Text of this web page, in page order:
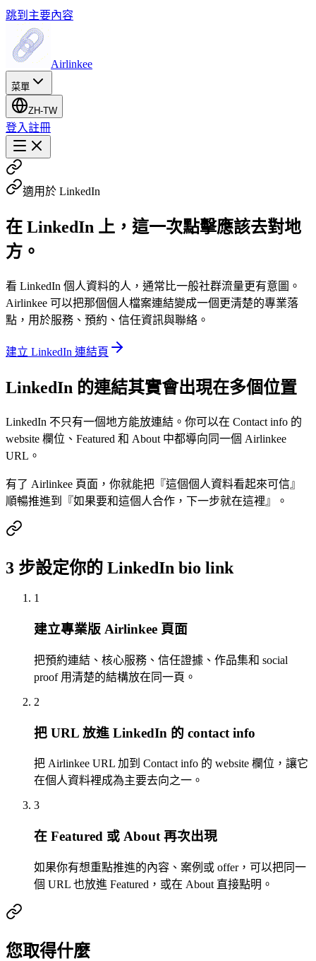
跳到主要內容
Airlinkee
菜單
ZH-TW
登入註冊
適用於 LinkedIn
在 LinkedIn 上，這一次點擊應該去對地
方。
看 LinkedIn 個人資料的人，通常比一般社群流量更有意圖。
Airlinkee 可以把那個個人檔案連結變成一個更清楚的專業落
點，用於服務、預約、信任資訊與聯絡。
建立 LinkedIn 連結頁
LinkedIn 的連結其實會出現在多個位置
LinkedIn 不只有一個地方能放連結。你可以在 Contact info 的
website 欄位、Featured 和 About 中都導向同一個 Airlinkee
URL。
有了 Airlinkee 頁面，你就能把『這個個人資料看起來可信』
順暢推進到『如果要和這個人合作，下一步就在這裡』。
3 步設定你的 LinkedIn bio link
1
建立專業版 Airlinkee 頁面
把預約連結、核心服務、信任證據、作品集和 social
proof 用清楚的結構放在同一頁。
2
把 URL 放進 LinkedIn 的 contact info
把 Airlinkee URL 加到 Contact info 的 website 欄位，讓它
在個人資料裡成為主要去向之一。
3
在 Featured 或 About 再次出現
如果你有想重點推進的內容、案例或 offer，可以把同一
個 URL 也放進 Featured，或在 About 直接點明。
您取得什麼